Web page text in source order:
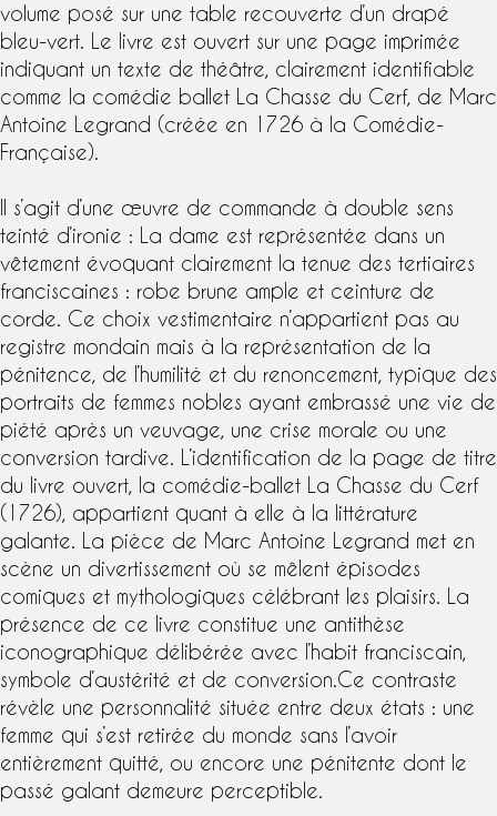
volume posé sur une table recouverte d’un drapé
bleu-vert. Le livre est ouvert sur une page imprimée
indiquant un texte de théâtre, clairement identifiable
comme la comédie ballet La Chasse du Cerf, de Marc
Antoine Legrand (créée en 1726 à la Comédie-
Française).
Il s’agit d’une œuvre de commande à double sens
teinté d’ironie : La dame est représentée dans un
vêtement évoquant clairement la tenue des tertiaires
franciscaines : robe brune ample et ceinture de
corde. Ce choix vestimentaire n’appartient pas au
registre mondain mais à la représentation de la
pénitence, de l’humilité et du renoncement, typique des
portraits de femmes nobles ayant embrassé une vie de
piété après un veuvage, une crise morale ou une
conversion tardive. L’identification de la page de titre
du livre ouvert, la comédie-ballet La Chasse du Cerf
(1726), appartient quant à elle à la littérature
galante. La pièce de Marc Antoine Legrand met en
scène un divertissement où se mêlent épisodes
comiques et mythologiques célébrant les plaisirs. La
présence de ce livre constitue une antithèse
iconographique délibérée avec l’habit franciscain,
symbole d’austérité et de conversion.Ce contraste
révèle une personnalité située entre deux états : une
femme qui s’est retirée du monde sans l’avoir
entièrement quitté, ou encore une pénitente dont le
passé galant demeure perceptible.